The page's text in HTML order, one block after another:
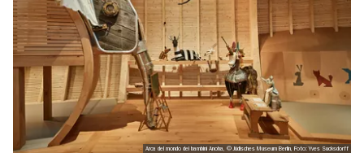
Arca del mondo dei bambini Anoha, © Jüdisches Museum Berlin, Foto: Yves Sucksdorff